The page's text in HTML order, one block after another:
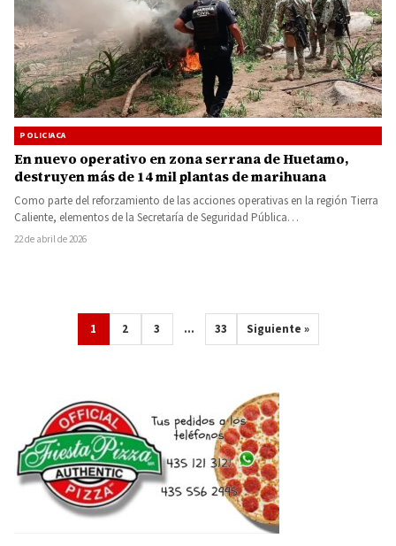
POLICIACA
En nuevo operativo en zona serrana de Huetamo,
destruyen más de 14 mil plantas de marihuana
Como parte del reforzamiento de las acciones operativas en la región Tierra
Caliente, elementos de la Secretaría de Seguridad Pública…
22 de abril de 2026
1 2 3 … 33 Siguiente »